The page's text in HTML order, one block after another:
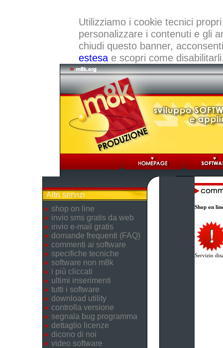
Utilizziamo i cookie tecnici
personalizzare i contenuti e gli
chiudi questo banner,
estesae scopri come
Altri servizi
shop on line
invio sms gratis da web
invio e-mail gratis
domande frequenti (FAQ)
commenti ai software
specifiche tecniche
software non m8k
i più cliccati
ultimi inserimenti
tutti i software
download utility
controlla versione
segnala bug programma
dettaglio licenze
dicono di noi
video software
Shop on
Servizio